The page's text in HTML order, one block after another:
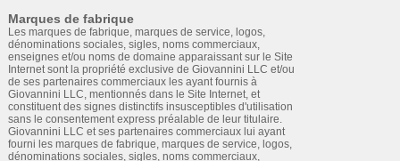
Marques de fabrique
Les marques de fabrique, marques de service, logos,
dénominations sociales, sigles, noms commerciaux,
enseignes et/ou noms de domaine apparaissant sur le Site
Internet sont la propriété exclusive de Giovannini LLC et/ou
de ses partenaires commerciaux les ayant fournis à
Giovannini LLC, mentionnés dans le Site Internet, et
constituent des signes distinctifs insusceptibles d'utilisation
sans le consentement express préalable de leur titulaire.
Giovannini LLC et ses partenaires commerciaux lui ayant
fourni les marques de fabrique, marques de service, logos,
dénominations sociales, sigles, noms commerciaux,